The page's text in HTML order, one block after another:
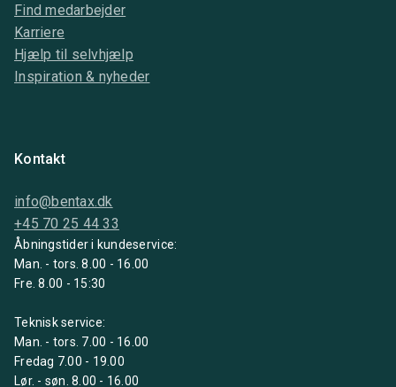
Find medarbejder
Karriere
Hjælp til selvhjælp
Inspiration & nyheder
Kontakt
info@bentax.dk
+45 70 25 44 33
Åbningstider i kundeservice:
Man. - tors. 8.00 - 16.00
Fre. 8.00 - 15:30
Teknisk service:
Man. - tors. 7.00 - 16.00
Fredag 7.00 - 19.00
Lør. - søn. 8.00 - 16.00